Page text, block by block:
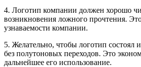
4. Логотип компании должен хорошо
возникновения ложного прочтения. Это
узнаваемости компании.
5. Желательно, чтобы логотип состоял
без полутоновых переходов. Это
дальнейшее его использование.